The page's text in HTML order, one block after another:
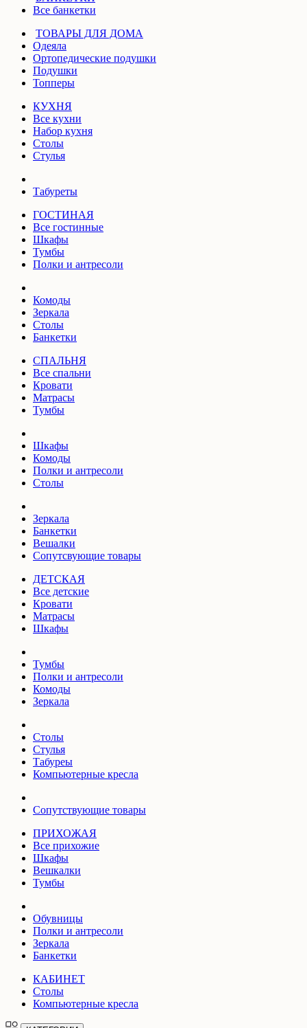
Все банкетки
ТОВАРЫ ДЛЯ ДОМА
Одеяла
Ортопедические подушки
Подушки
Топперы
КУХНЯ
Все кухни
Набор кухня
Столы
Стулья
Табуреты
ГОСТИНАЯ
Все гостинные
Шкафы
Тумбы
Полки и антресоли
Комоды
Зеркала
Столы
Банкетки
СПАЛЬНЯ
Все спальни
Кровати
Матрасы
Тумбы
Шкафы
Комоды
Полки и антресоли
Столы
Зеркала
Банкетки
Вешалки
Сопутсвующие товары
ДЕТСКАЯ
Все детские
Кровати
Матрасы
Шкафы
Тумбы
Полки и антресоли
Комоды
Зеркала
Столы
Стулья
Табуреы
Компьютерные кресла
Сопутствующие товары
ПРИХОЖАЯ
Все прихожие
Шкафы
Вешкалки
Тумбы
Обувницы
Полки и антресоли
Зеркала
Банкетки
КАБИНЕТ
Столы
Компьютерные кресла